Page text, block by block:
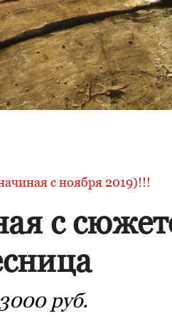
с ноября 2019)!!!
с
3000 руб.